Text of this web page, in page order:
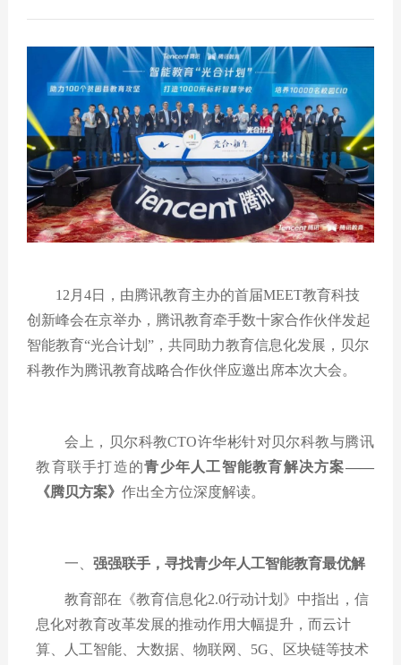
12月4日，由腾讯教育主办的首届MEET教育科技
创新峰会在京举办，腾讯教育牵手数十家合作伙伴发起
智能教育“光合计划” ，共同助力教育信息化发展，贝尔
科教作为腾讯教育战略合作伙伴应邀出席本次大会。
会上，贝尔科教CTO许华彬针对贝尔科教与腾讯
教育联手打造的青少年人工智能教育解决方案——
《腾贝方案》作出全方位深度解读。
一、强强联手，寻找青少年人工智能教育最优解
教育部在《教育信息化2.0行动计划》中指出，信
息化对教育改革发展的推动作用大幅提升，而云计
算、人工智能、大数据、物联网、 5G 、区块链等技术